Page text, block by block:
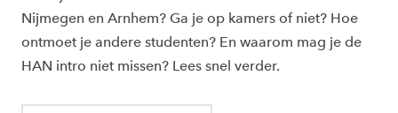
Nijmegen en Arnhem? Ga je op kamers of niet? Hoe
ontmoet je andere studenten? En waarom mag je de
HAN intro niet missen? Lees snel verder.